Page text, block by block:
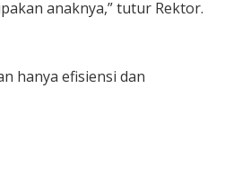
anaknya,” tutur Rektor.
hanya efisiensi dan